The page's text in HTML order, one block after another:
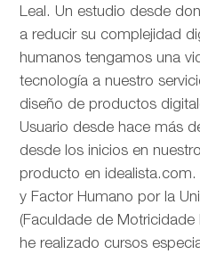
Leal. Un estudio desde
a reducir su complejidad
humanos tengamos una
tecnología a nuestro
diseño de productos
Usuario desde hace más
desde los inicios en
producto en
y Factor Humano por la
(Faculdade de
he realizado cursos